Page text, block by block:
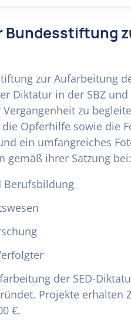
Bundesstiftung
zur Aufarbeitung
Diktatur in der SBZ und
zu
Opferhilfe sowie die
ein umfangreiches
gemäß ihrer Satzung bei:
Berufsbildung
der SED-
Projekte erhalten
€.